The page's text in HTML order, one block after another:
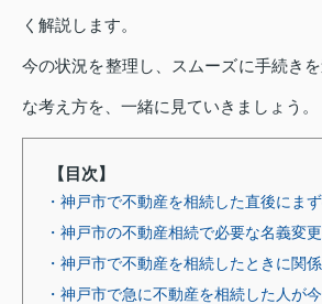
く解説します。
今の状況を整理し、スムーズに手続き
な考え方を、一緒に見ていきましょう。
【目次】
・神戸市で不動産を相続した直後にま
・神戸市の不動産相続で必要な名義変
・神戸市で不動産を相続したときに関
・神戸市で急に不動産を相続した人が